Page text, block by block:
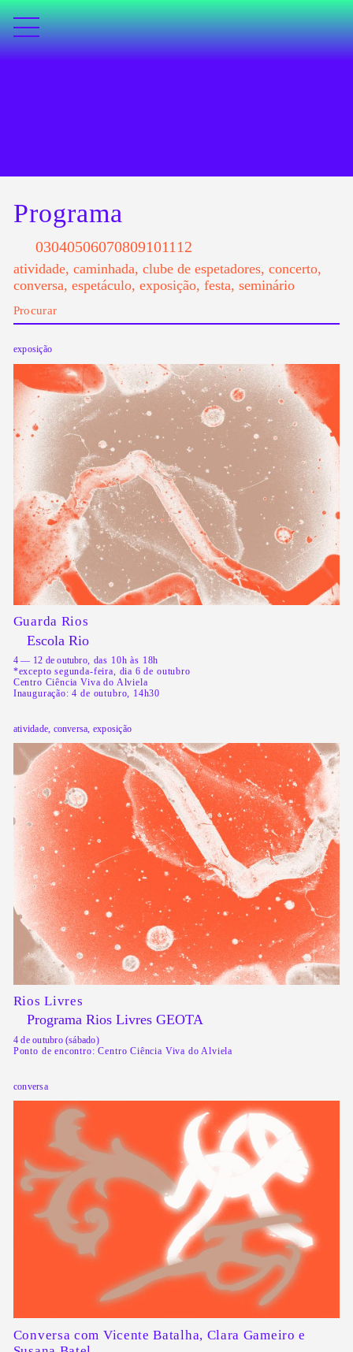
Programa
03040506070809101112
atividade, caminhada, clube de espetadores, concerto,
conversa, espetáculo, exposição, festa, seminário
exposição
Guarda Rios
Escola Rio
4 — 12 de outubro, das 10h às 18h
*excepto segunda-feira, dia 6 de outubro
Centro Ciência Viva do Alviela
Inauguração: 4 de outubro, 14h30
atividade, conversa, exposição
Rios Livres
Programa Rios Livres GEOTA
4 de outubro (sábado)
Ponto de encontro: Centro Ciência Viva do Alviela
conversa
Conversa com Vicente Batalha, Clara Gameiro e